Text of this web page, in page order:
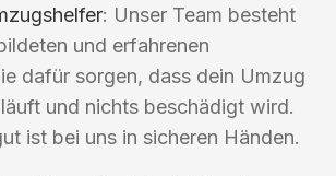
: Unser Team besteht
und erfahrenen
dafür sorgen, dass dein Umzug
und nichts beschädigt wird.
ist bei uns in sicheren Händen.